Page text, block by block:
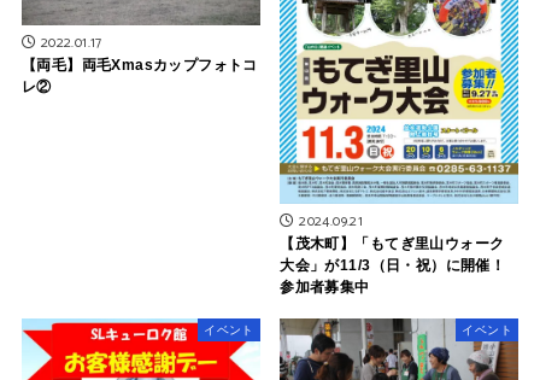
2022.01.17
【両毛】両毛Xmasカップフォトコ
レ②
2024.09.21
【茂木町】「もてぎ里山ウォーク
大会」が11/3（日・祝）に開催！
参加者募集中
イベント イベント